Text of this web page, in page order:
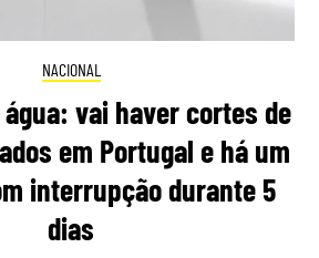
NACIONAL
vai haver cortes de
em Portugal e há um
interrupção durante 5
dias